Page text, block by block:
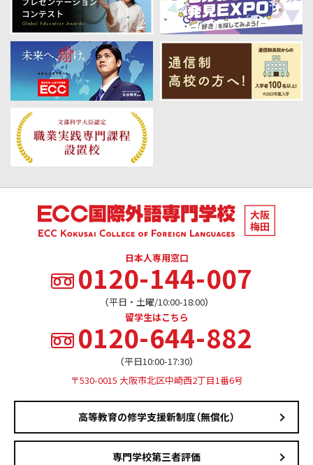
日本人専用窓口
0120-144-007
（平日・土曜/10:00-18:00）
留学生はこちら
0120-644-882
（平日10:00-17:30）
〒530-0015 大阪市北区中崎西2丁目1番6号
高等教育の修学支援新制度（無償化）
専門学校第三者評価